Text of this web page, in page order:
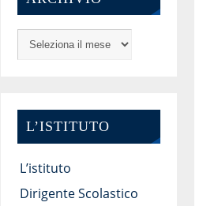
L’ISTITUTO
L’istituto
Dirigente Scolastico